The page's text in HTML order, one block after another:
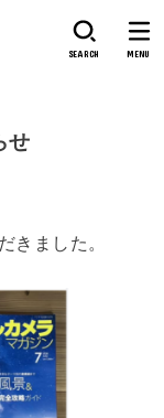
SEARCH MENU
せ
きました。